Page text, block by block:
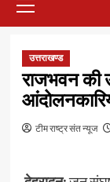
Menu
उत्तराखण्ड
राजभवन की
टीम राष्ट्र संत न्यूज